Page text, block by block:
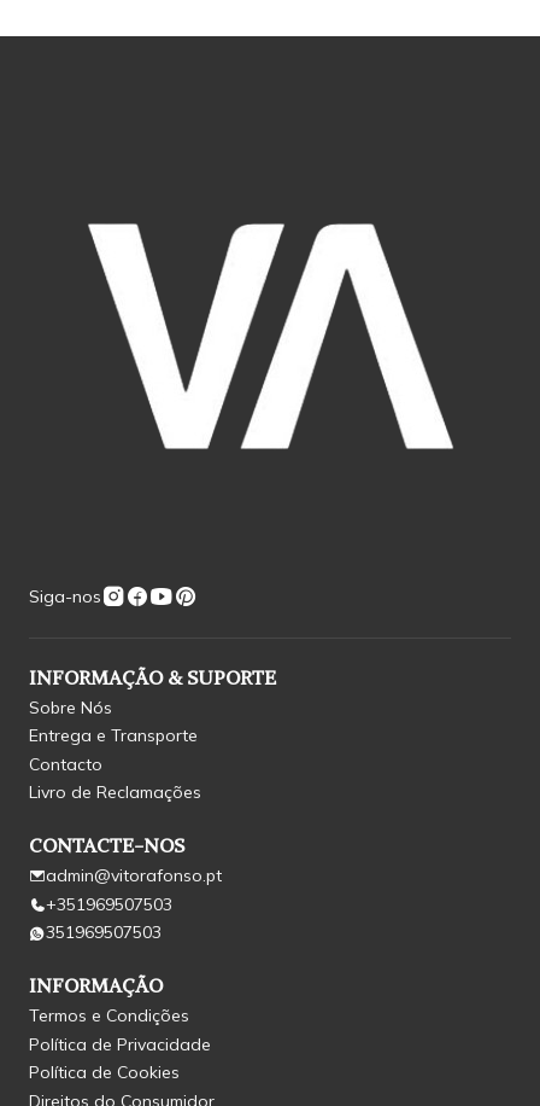
Siga-nos
INFORMAÇÃO & SUPORTE
Sobre Nós
Entrega e Transporte
Contacto
Livro de Reclamações
CONTACTE-NOS
admin@vitorafonso.pt
+351969507503
351969507503
INFORMAÇÃO
Termos e Condições
Política de Privacidade
Política de Cookies
Direitos do Consumidor